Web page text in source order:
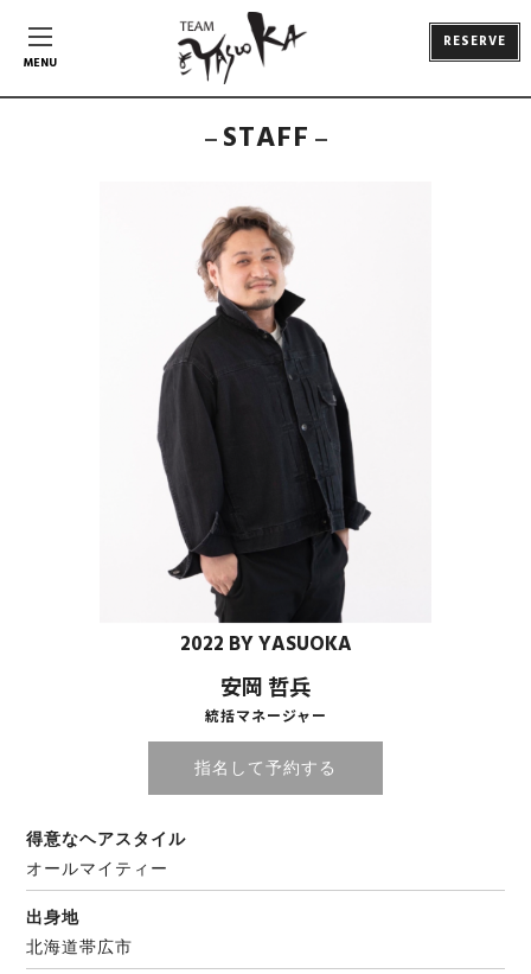
MENU
RESERVE
STAFF
2022 BY YASUOKA
安岡 哲兵
統括マネージャー
指名して予約する
得意なヘアスタイル
オールマイティー
出身地
北海道帯広市